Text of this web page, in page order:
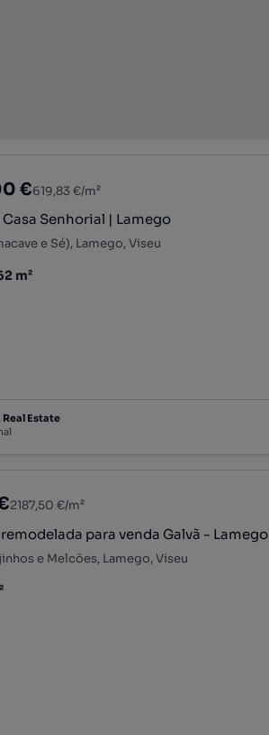
€619,83 €/m²
Senhorial | Lamego
e Sé), Lamego, Viseu
quadrado
m²
Real Estate
2187,50 €/m²
remodelada para venda Galvã - Lamego
e Melcões, Lamego, Viseu
quadrado